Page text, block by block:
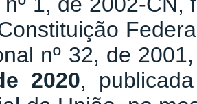
nº 32, de
2020,